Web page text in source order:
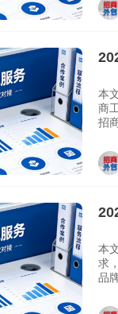
本
商
招
本
求
品